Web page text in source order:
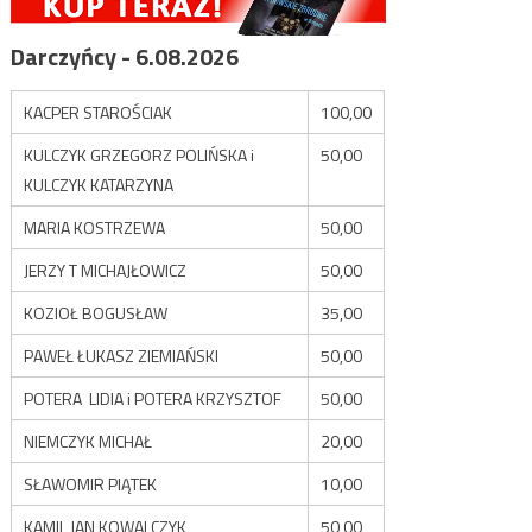
Darczyńcy - 6.08.2026
KACPER STAROŚCIAK
100,00
KULCZYK GRZEGORZ POLIŃSKA i
KULCZYK KATARZYNA
50,00
MARIA KOSTRZEWA
50,00
JERZY T MICHAJŁOWICZ
50,00
KOZIOŁ BOGUSŁAW
35,00
PAWEŁ ŁUKASZ ZIEMIAŃSKI
50,00
POTERA LIDIA i POTERA KRZYSZTOF
50,00
NIEMCZYK MICHAŁ
20,00
SŁAWOMIR PIĄTEK
10,00
KAMIL JAN KOWALCZYK
50,00